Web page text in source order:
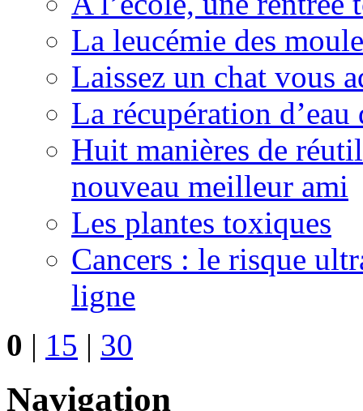
La leucémie des
Laissez un chat vous
La récupération
Huit manières de
nouveau meilleur ami
Les plantes toxiques
Cancers : le risque
ligne
0 | 15 | 30
Navigation